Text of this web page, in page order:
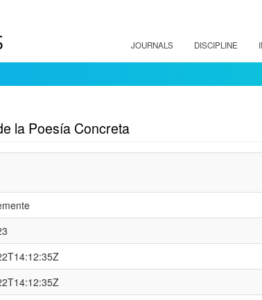
JOURNALS DISCIPLINE
la Poesía Concreta